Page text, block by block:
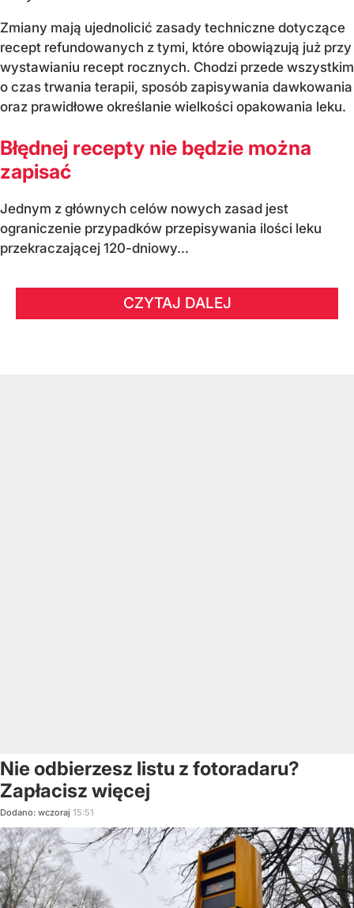
Zmiany mają ujednolicić zasady techniczne dotyczące
recept refundowanych z tymi, które obowiązują już przy
wystawianiu recept rocznych. Chodzi przede wszystkim
o czas trwania terapii, sposób zapisywania dawkowania
oraz prawidłowe określanie wielkości opakowania leku.
Błędnej recepty nie będzie można
zapisać
Jednym z głównych celów nowych zasad jest
ograniczenie przypadków przepisywania ilości leku
przekraczającej 120-dniowy...
CZYTAJ DALEJ
Nie odbierzesz listu z fotoradaru?
Zapłacisz więcej
Dodano: wczoraj 15:51